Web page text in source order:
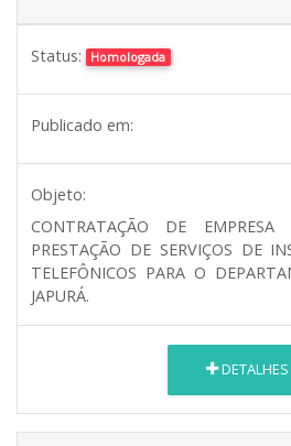
Status: Homologada
Publicado em:
Objeto:
CONTRATAÇÃO DE EMPRESA
PRESTAÇÃO DE SERVIÇOS DE
TELEFÔNICOS PARA O
JAPURÁ.
DETALHES